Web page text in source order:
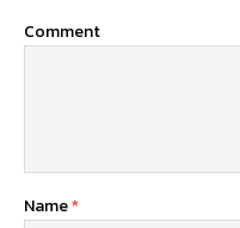
Comment
Name*